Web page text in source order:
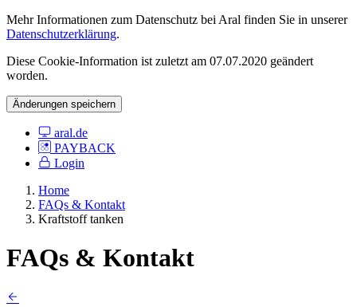
Mehr Informationen zum Datenschutz bei Aral finden Sie in unserer
Datenschutzerklärung.
Diese Cookie-Information ist zuletzt am 07.07.2020 geändert
worden.
Änderungen speichern
aral.de
PAYBACK
Login
Home
FAQs & Kontakt
Kraftstoff tanken
FAQs & Kontakt